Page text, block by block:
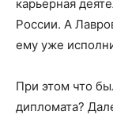
карьерная
России. А
ему уже
При этом что
дипломата?